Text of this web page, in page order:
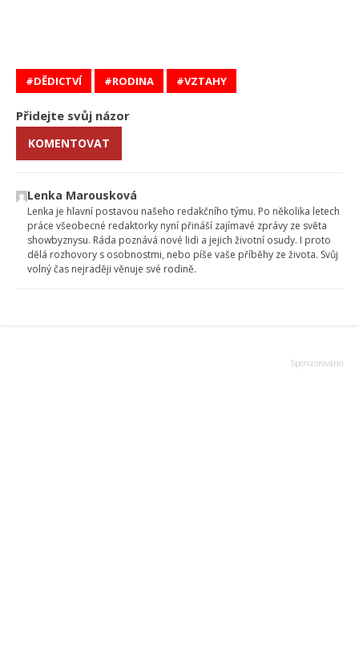
DĚDICTVÍ RODINA VZTAHY
Přidejte svůj názor
KOMENTOVAT
Lenka Marousková
Lenka je hlavní postavou našeho redakčního týmu. Po několika letech
práce všeobecné redaktorky nyní přináší zajímavé zprávy ze světa
showbyznysu. Ráda poznává nové lidi a jejich životní osudy. I proto
dělá rozhovory s osobnostmi, nebo píše vaše příběhy ze života. Svůj
volný čas nejraději věnuje své rodině.